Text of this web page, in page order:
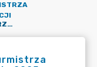
ZARZĄDZENIE NR 187/2025 BURMISTRZA MIASTA PUŁTUSK Z DNIA 28 MAJA 2025 R. W SPRAWIE POWOŁANIA KOMISJI KONKURSOWEJ DO PRZEPROWADZENIA KONKURSU NA STANOWISKO DYREKTORA ZESPOŁU SZKOLNO-PRZEDSZKOLNEGO W PRZEMIAROWIE